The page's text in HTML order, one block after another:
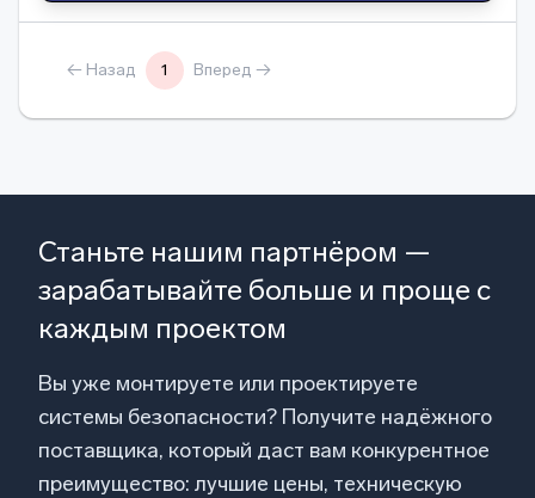
← Назад 1 Вперед →
Станьте нашим партнёром —
зарабатывайте больше и проще с
каждым проектом
Вы уже монтируете или проектируете
системы безопасности? Получите надёжного
поставщика, который даст вам конкурентное
преимущество: лучшие цены, техническую